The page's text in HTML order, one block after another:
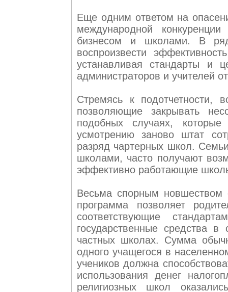
Еще одним ответом на
международной
бизнесом и школами. В
воспроизвести
устанавливая стандарты и
администраторов и учителей
Стремясь к подотчетности,
позволяющие закрывать
подобных случаях,
усмотрению заново штат
разряд чартерных школ.
школами, часто получают
эффективно работающие
Весьма спорным новшеством
программа позволяет
соответствующие
государственные средства
частных школах. Сумма
одного учащегося в
учеников должна
использования денег
религиозных школ